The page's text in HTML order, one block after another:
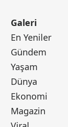
Galeri
En Yeniler
Gündem
Yaşam
Dünya
Ekonomi
Magazin